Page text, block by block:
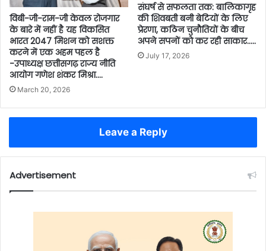
विबी-जी-राम-जी केवल रोजगार
के बारे में नहीं है यह विकसित
भारत 2047 मिशन को सशक्त
करने में एक अहम पहल है
-उपाध्यक्ष छत्तीसगढ़ राज्य नीति
आयोग गणेश शंकर मिश्रा….
March 20, 2026
संघर्ष से सफलता तक: बालिकागृह
की शिवबती बनी बेटियों के लिए
प्रेरणा, कठिन चुनौतियों के बीच
अपने सपनों को कर रही साकार…..
July 17, 2026
Leave a Reply
Advertisement